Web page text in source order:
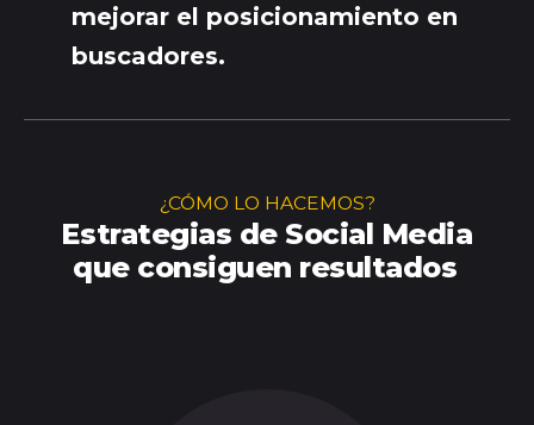
mejorar el posicionamiento en
buscadores.
¿CÓMO LO HACEMOS?
Estrategias de Social Media
que consiguen resultados